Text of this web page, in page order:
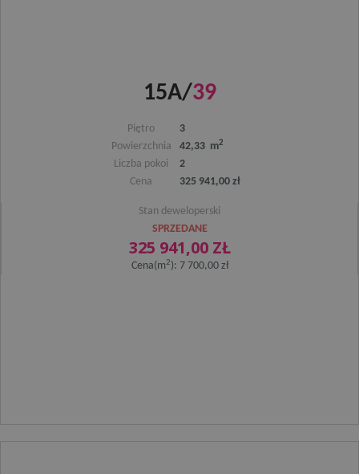
15A/39
Piętro
3
Powierzchnia
42,33 m2
Liczba pokoi
2
Cena
325 941,00 zł
Stan deweloperski
SPRZEDANE
325 941,00 ZŁ
Cena(m2): 7 700,00 zł